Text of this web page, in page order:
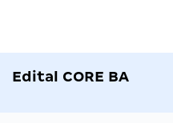
Edital CORE BA